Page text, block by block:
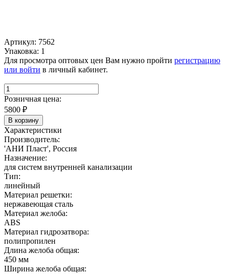
Артикул: 7562
Упаковка: 1
Для просмотра оптовых цен Вам нужно пройти регистрацию
или войти в личный кабинет.
Розничная цена:
5800 ₽
В корзину
Характеристики
Производитель:
'АНИ Пласт', Россия
Назначение:
для систем внутренней канализации
Тип:
линейный
Материал решетки:
нержавеющая сталь
Материал желоба:
ABS
Материал гидрозатвора:
полипропилен
Длина желоба общая:
450 мм
Ширина желоба общая: